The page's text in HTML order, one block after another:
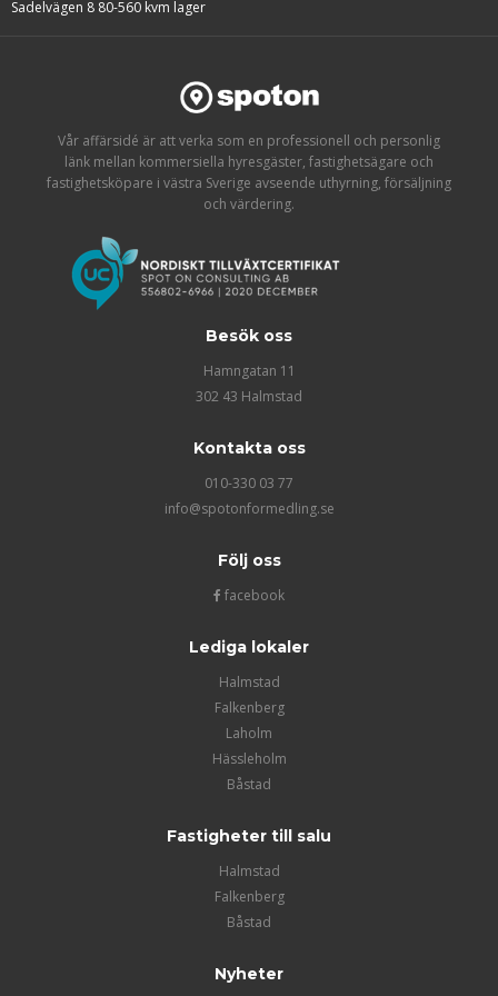
Sadelvägen 8 80-560 kvm lager
Vår affärsidé är att verka som en professionell och personlig
länk mellan kommersiella hyresgäster, fastighetsägare och
fastighetsköpare i västra Sverige avseende uthyrning, försäljning
och värdering.
Besök oss
Hamngatan 11
302 43 Halmstad
Kontakta oss
010-330 03 77
info@spotonformedling.se
Följ oss
facebook
Lediga lokaler
Halmstad
Falkenberg
Laholm
Hässleholm
Båstad
Fastigheter till salu
Halmstad
Falkenberg
Båstad
Nyheter